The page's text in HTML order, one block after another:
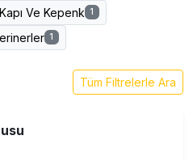
Ve Kepenk 1
1
Tüm Filtrelerle Ara